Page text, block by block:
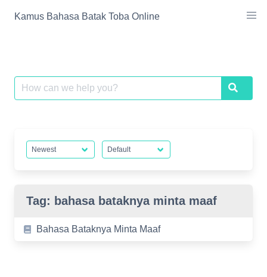
Kamus Bahasa Batak Toba Online
Search
for:
Search
Tag: bahasa bataknya minta maaf
Bahasa Bataknya Minta Maaf